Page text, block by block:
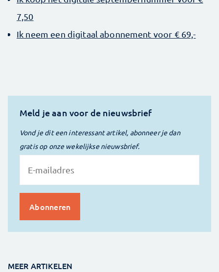
7,50
Ik neem een digitaal abonnement voor € 69,-
Meld je aan voor de nieuwsbrief
Vond je dit een interessant artikel, abonneer je dan
gratis op onze wekelijkse nieuwsbrief.
MEER ARTIKELEN